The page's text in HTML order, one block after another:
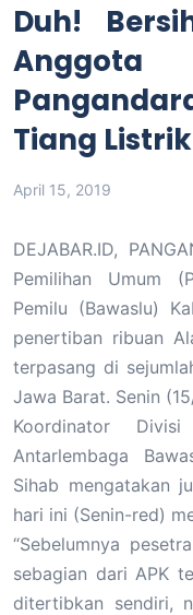
Duh!
Tiang Listrik
April 15, 2019
DEJABAR.ID,
Pemilihan Umum
Pemilu (Bawaslu)
penertiban ribuan
terpasang di
Jawa Barat. Senin
Koordinator
Antarlembaga
Sihab mengatakan
hari ini (Senin-red)
“Sebelumnya
sebagian dari APK
ditertibkan sendiri,